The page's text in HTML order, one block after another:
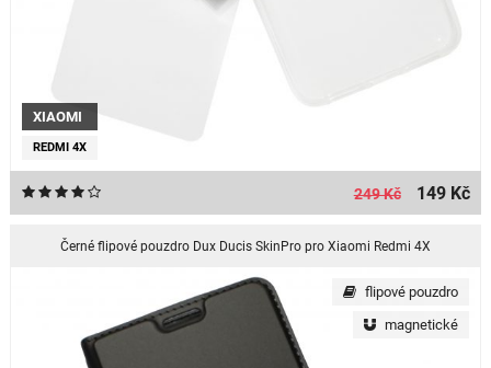
XIAOMI
REDMI 4X
249 Kč 149 Kč
Černé flipové pouzdro Dux Ducis SkinPro pro Xiaomi Redmi 4X
flipové pouzdro
magnetické